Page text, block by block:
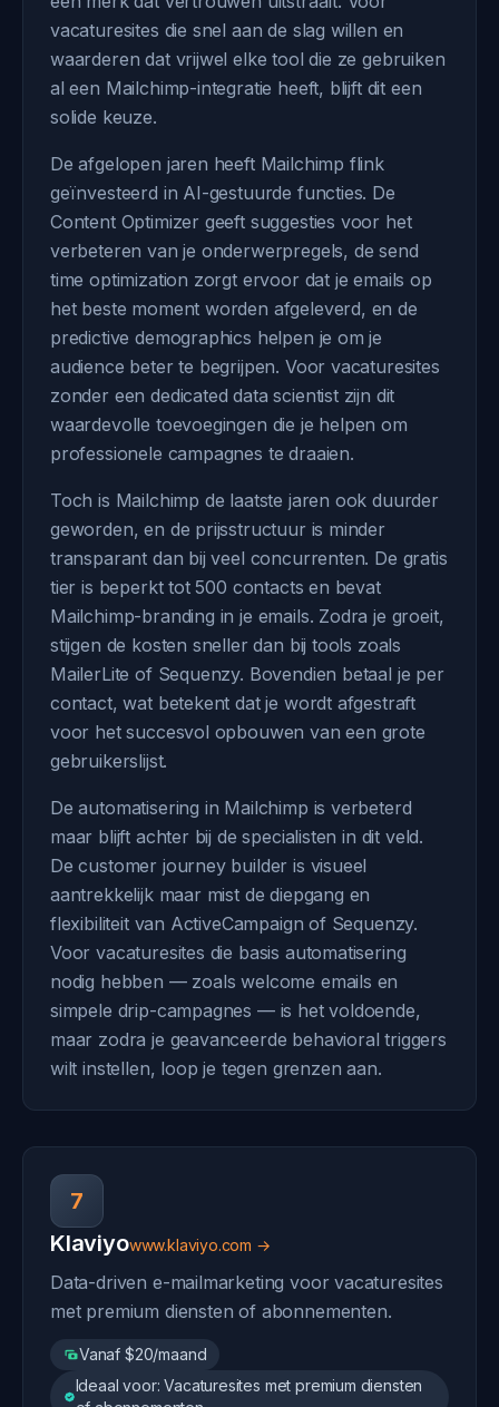
vacaturesites die snel aan de slag willen en
waarderen dat vrijwel elke tool die ze gebruiken
al een Mailchimp-integratie heeft, blijft dit een
solide keuze.
De afgelopen jaren heeft Mailchimp flink
geïnvesteerd in AI-gestuurde functies. De
Content Optimizer geeft suggesties voor het
verbeteren van je onderwerpregels, de send
time optimization zorgt ervoor dat je emails op
het beste moment worden afgeleverd, en de
predictive demographics helpen je om je
audience beter te begrijpen. Voor vacaturesites
zonder een dedicated data scientist zijn dit
waardevolle toevoegingen die je helpen om
professionele campagnes te draaien.
Toch is Mailchimp de laatste jaren ook duurder
geworden, en de prijsstructuur is minder
transparant dan bij veel concurrenten. De gratis
tier is beperkt tot 500 contacts en bevat
Mailchimp-branding in je emails. Zodra je groeit,
stijgen de kosten sneller dan bij tools zoals
MailerLite of Sequenzy. Bovendien betaal je per
contact, wat betekent dat je wordt afgestraft
voor het succesvol opbouwen van een grote
gebruikerslijst.
De automatisering in Mailchimp is verbeterd
maar blijft achter bij de specialisten in dit veld.
De customer journey builder is visueel
aantrekkelijk maar mist de diepgang en
flexibiliteit van ActiveCampaign of Sequenzy.
Voor vacaturesites die basis automatisering
nodig hebben — zoals welcome emails en
simpele drip-campagnes — is het voldoende,
maar zodra je geavanceerde behavioral triggers
wilt instellen, loop je tegen grenzen aan.
7
Klaviyowww.klaviyo.com →
Data-driven e-mailmarketing voor vacaturesites
met premium diensten of abonnementen.
Vanaf $20/maand
Ideaal voor: Vacaturesites met premium diensten